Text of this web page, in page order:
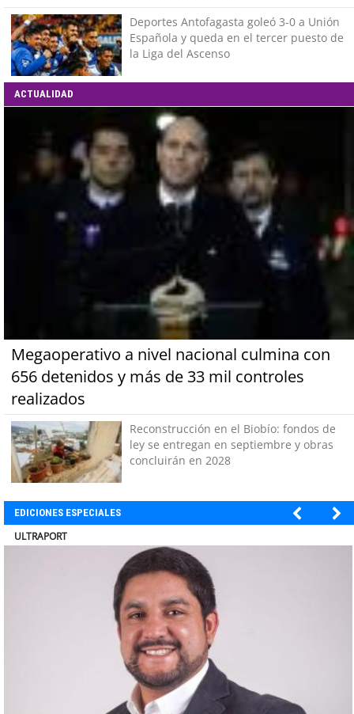
Deportes Antofagasta goleó 3-0 a Unión
Española y queda en el tercer puesto de
la Liga del Ascenso
ACTUALIDAD
Megaoperativo a nivel nacional culmina con
656 detenidos y más de 33 mil controles
realizados
Reconstrucción en el Biobío: fondos de
ley se entregan en septiembre y obras
concluirán en 2028
EDICIONES ESPECIALES
BANCO DE CHILE